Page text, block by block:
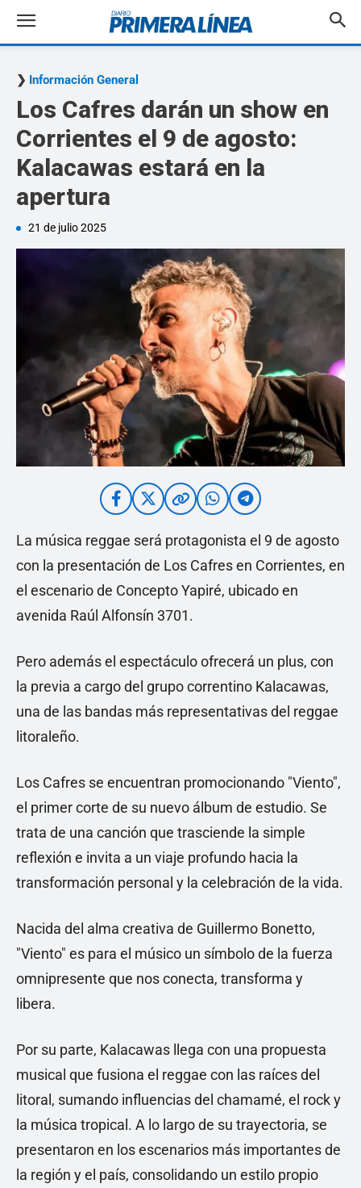
Información General
Los Cafres darán un show en
Corrientes el 9 de agosto:
Kalacawas estará en la
apertura
21 de julio 2025
La música reggae será protagonista el 9 de agosto
con la presentación de Los Cafres en Corrientes, en
el escenario de Concepto Yapiré, ubicado en
avenida Raúl Alfonsín 3701.
Pero además el espectáculo ofrecerá un plus, con
la previa a cargo del grupo correntino Kalacawas,
una de las bandas más representativas del reggae
litoraleño.
Los Cafres se encuentran promocionando "Viento",
el primer corte de su nuevo álbum de estudio. Se
trata de una canción que trasciende la simple
reflexión e invita a un viaje profundo hacia la
transformación personal y la celebración de la vida.
Nacida del alma creativa de Guillermo Bonetto,
"Viento" es para el músico un símbolo de la fuerza
omnipresente que nos conecta, transforma y
libera.
Por su parte, Kalacawas llega con una propuesta
musical que fusiona el reggae con las raíces del
litoral, sumando influencias del chamamé, el rock y
la música tropical. A lo largo de su trayectoria, se
presentaron en los escenarios más importantes de
la región y el país, consolidando un estilo propio